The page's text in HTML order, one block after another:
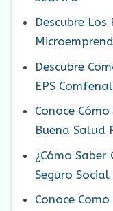
Descubre
Descubre
EPS
Conoce
Buena Salud
¿Cómo
Seguro
Conoce